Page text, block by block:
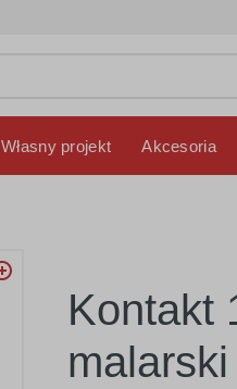
Własny projekt Akcesoria
Kontakt
malarski